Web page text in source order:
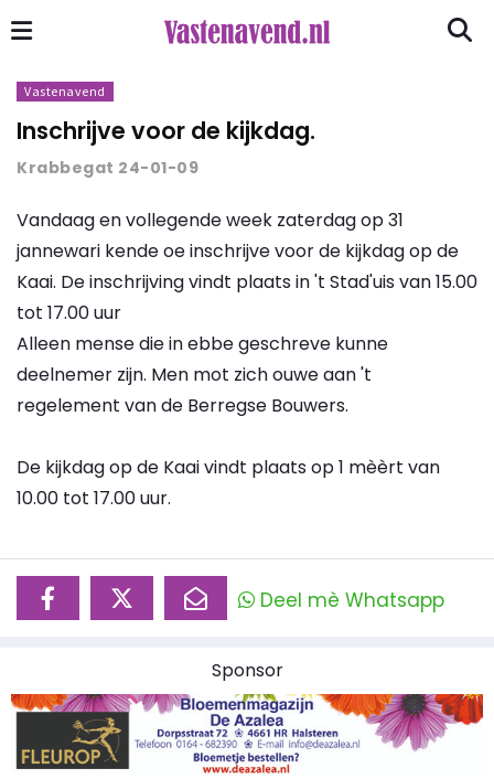
Vastenavend
Inschrijve voor de kijkdag.
Krabbegat 24-01-09
Vandaag en vollegende week zaterdag op 31
jannewari kende oe inschrijve voor de kijkdag op de
Kaai. De inschrijving vindt plaats in 't Stad'uis van 15.00
tot 17.00 uur
Alleen mense die in ebbe geschreve kunne
deelnemer zijn. Men mot zich ouwe aan 't
regelement van de Berregse Bouwers.
De kijkdag op de Kaai vindt plaats op 1 mèèrt van
10.00 tot 17.00 uur.
Deel mè Whatsapp
Sponsor